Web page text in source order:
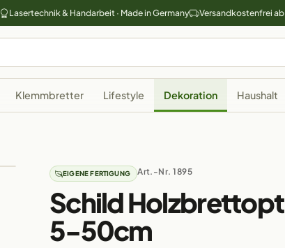
Lasertechnik & Handarbeit · Made in Germany Versandkostenfrei ab
Klemmbretter Lifestyle Dekoration Haushalt
EIGENE FERTIGUNG Art.-Nr. 1895
Schild
5-50cm